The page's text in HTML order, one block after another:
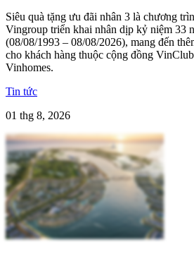
Siêu quà tặng ưu đãi nhân 3 là chương
Vingroup triển khai nhân dịp kỷ niệm 33
(08/08/1993 – 08/08/2026), mang đến
cho khách hàng thuộc cộng đồng
Vinhomes.
Tin tức
01 thg 8, 2026